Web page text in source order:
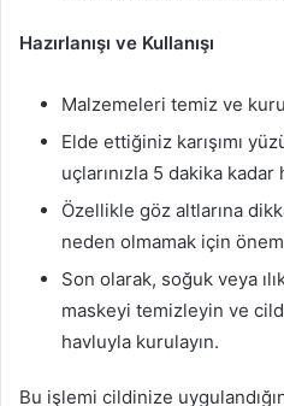
Hazırlanışı ve Kullanışı
Malzemeleri temiz ve
Elde ettiğiniz karışımı
uçlarınızla 5 dakika kadar
Özellikle göz altlarına
neden olmamak için
Son olarak, soğuk veya
maskeyi temizleyin ve
havluyla kurulayın.
Bu işlemi cildinize